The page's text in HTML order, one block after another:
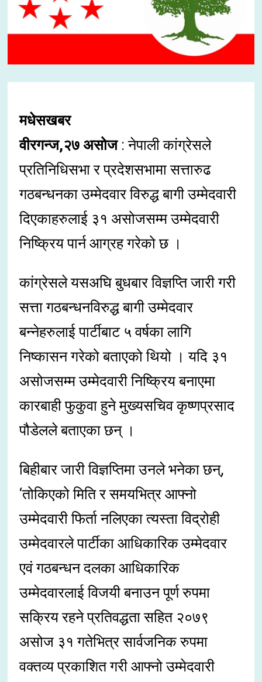
मधेसखबर
वीरगन्ज,२७ असोज: नेपाली कांग्रेसले
प्रतिनिधिसभा र प्रदेशसभामा सत्तारुढ
गठबन्धनका उम्मेदवार विरुद्ध बागी उम्मेदवारी
दिएकाहरुलाई ३१ असोजसम्म उम्मेदवारी
निष्क्रिय पार्न आग्रह गरेको छ ।
कांग्रेसले यसअघि बुधबार विज्ञप्ति जारी गरी
सत्ता गठबन्धनविरुद्ध बागी उम्मेदवार
बन्नेहरुलाई पार्टीबाट ५ वर्षका लागि
निष्कासन गरेको बताएको थियो । यदि ३१
असोजसम्म उम्मेदवारी निष्क्रिय बनाएमा
कारबाही फुकुवा हुने मुख्यसचिव कृष्णप्रसाद
पौडेलले बताएका छन् ।
बिहीबार जारी विज्ञप्तिमा उनले भनेका छन्,
‘तोकिएको मिति र समयभित्र आफ्नो
उम्मेदवारी फिर्ता नलिएका त्यस्ता विद्रोही
उम्मेदवारले पार्टीका आधिकारिक उम्मेदवार
एवं गठबन्धन दलका आधिकारिक
उम्मेदवारलाई विजयी बनाउन पूर्ण रुपमा
सक्रिय रहने प्रतिवद्धता सहित २०७९
असोज ३१ गतेभित्र सार्वजनिक रुपमा
वक्तव्य प्रकाशित गरी आफ्नो उम्मेदवारी